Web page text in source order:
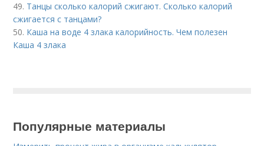
49. Танцы сколько калорий сжигают. Сколько калорий
сжигается с танцами?
50. Каша на воде 4 злака калорийность. Чем полезен
Каша 4 злака
Популярные материалы